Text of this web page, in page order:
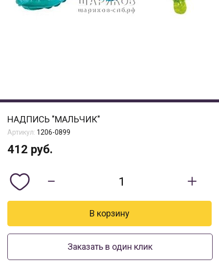
НАДПИСЬ "МАЛЬЧИК"
Артикул: 1206-0899
412 руб.
Заказать в один клик